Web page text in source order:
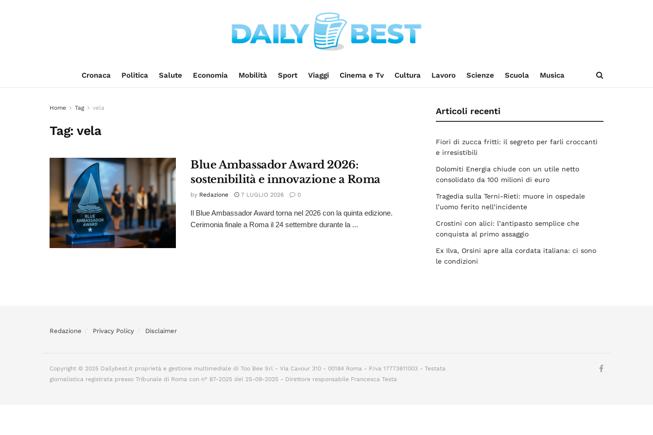
Cronaca Politica Salute Economia Mobilità Sport Viaggi Cinema e Tv Cultura Lavoro Scienze Scuola Musica
Home Tag vela
Tag:vela
Blue Ambassador Award 2026:
sostenibilità e innovazione a Roma
by Redazione 7 LUGLIO 2026 0
Il Blue Ambassador Award torna nel 2026 con la quinta edizione.
Cerimonia finale a Roma il 24 settembre durante la ...
Articoli recenti
Fiori di zucca fritti: il segreto per farli croccanti
e irresistibili
Dolomiti Energia chiude con un utile netto
consolidato da 100 milioni di euro
Tragedia sulla Terni-Rieti: muore in ospedale
l’uomo ferito nell’incidente
Crostini con alici: l’antipasto semplice che
conquista al primo assaggio
Ex Ilva, Orsini apre alla cordata italiana: ci sono
le condizioni
Redazione Privacy Policy Disclaimer
Copyright © 2025 Dailybest.it proprietà e gestione multimediale di Too Bee Srl - Via Cavour 310 - 00184 Roma - P.Iva 17773611003 - Testata
giornalistica registrata presso Tribunale di Roma con n° 87-2025 del 25-09-2025 - Direttore responsabile Francesca Testa